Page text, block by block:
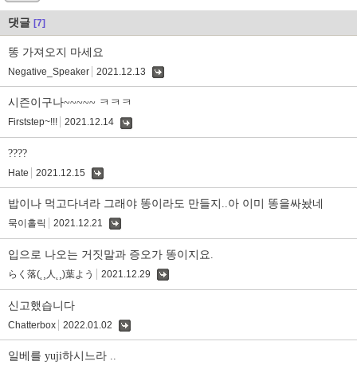
댓글 [7]
똥 가져오지 마세요
Negative_Speaker 2021.12.13
시즌이구나~~~~~ ㅋㅋㅋ
Firststep~!!! 2021.12.14
????
Hate 2021.12.15
글
밥이나 먹고다녀라 그래야 똥이라도 만들지..아 이미 똥을싸놨네
묵이홀릭 2021.12.21
입으로 나오는 거짓말과 증오가 똥이지요.
らく落(˛¸人˛¸)葉よう 2021.12.29
신고했습니다
Chatterbox 2022.01.02
일베를 yuji하시느라 ..